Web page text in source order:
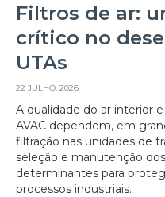
Filtros de ar:
crítico no
UTAs
22 JULHO, 2026
A qualidade do ar interior
AVAC dependem, em
filtração nas unidades de
seleção e manutenção
determinantes para
processos industriais.